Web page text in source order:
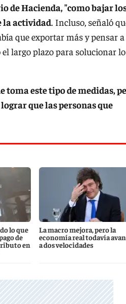
de Hacienda, "como bajar
la actividad. Incluso, señaló
que exportar más y pensar a
largo plazo para solucionar
toma este tipo de medidas,
que las personas que
lo que
de
en
La macro mejora, pero la
economía real todavía
a dos velocidades